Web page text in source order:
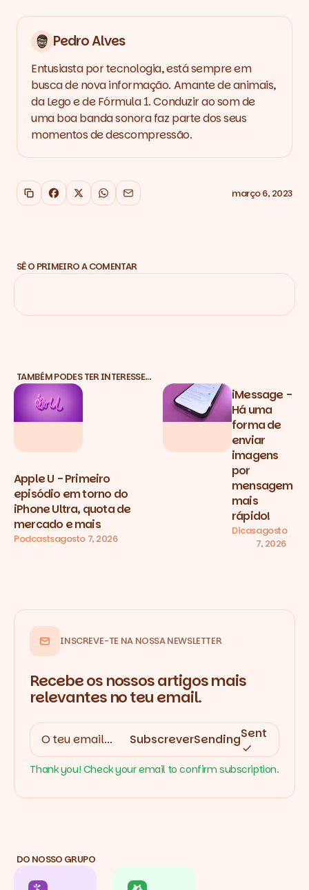
Pedro Alves
Entusiasta por tecnologia, está sempre em
busca de nova informação. Amante de animais,
da Lego e de Fórmula 1. Conduzir ao som de
uma boa banda sonora faz parte dos seus
momentos de descompressão.
Copiar link
Facebook
X WhatsApp
Email março 6, 2023
SÊ O PRIMEIRO A COMENTAR
TAMBÉM PODES TER INTERESSE…
Apple U - Primeiro
episódio em torno do
iPhone Ultra, quota de
mercado e mais
Podcastsagosto 7, 2026
iMessage -
Há uma
forma de
enviar
imagens
por
mensagem
mais
rápido!
Dicasagosto
7, 2026
INSCREVE-TE NA NOSSA NEWSLETTER
Recebe os nossos artigos mais
relevantes no teu email.
SubscreverSendingSent
Thank you! Check your email to confirm subscription.
DO NOSSO GRUPO